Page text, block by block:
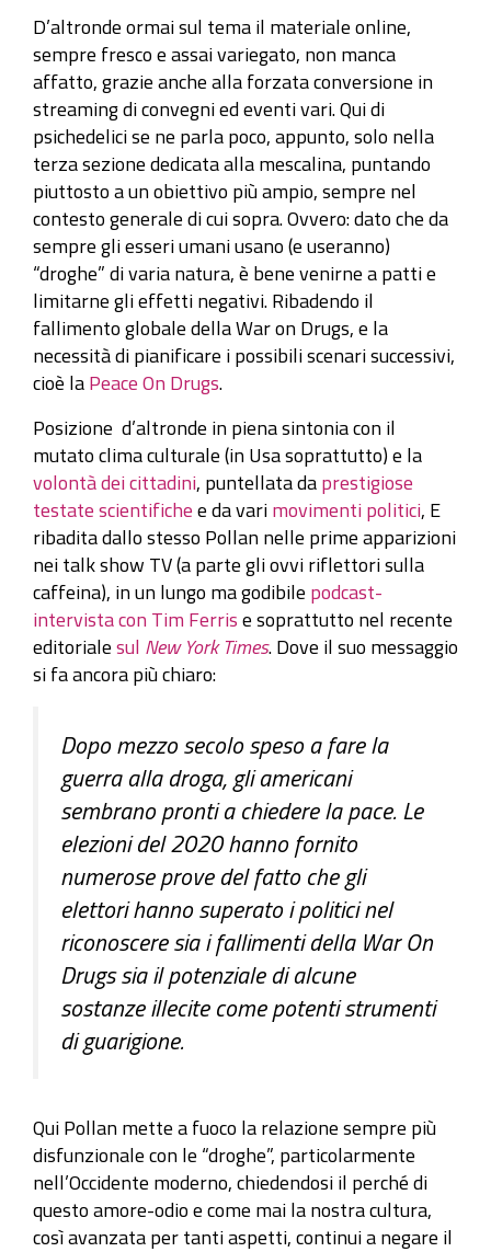
D’altronde ormai sul tema il materiale online,
sempre fresco e assai variegato, non manca
affatto, grazie anche alla forzata conversione in
streaming di convegni ed eventi vari. Qui di
psichedelici se ne parla poco, appunto, solo nella
terza sezione dedicata alla mescalina, puntando
piuttosto a un obiettivo più ampio, sempre nel
contesto generale di cui sopra. Ovvero: dato che da
sempre gli esseri umani usano (e useranno)
“droghe” di varia natura, è bene venirne a patti e
limitarne gli effetti negativi. Ribadendo il
fallimento globale della War on Drugs, e la
necessità di pianificare i possibili scenari successivi,
cioè laPeace On Drugs.
Posizione d’altronde in piena sintonia con il
mutato clima culturale (in Usa soprattutto) e la
volontà dei cittadini, puntellata daprestigiose
testate scientifichee da varimovimenti politici, E
ribadita dallo stesso Pollan nelle prime apparizioni
nei talk show TV (a parte gli ovvi riflettori sulla
caffeina), in un lungo ma godibile podcast-
intervista con Tim Ferrise soprattutto nel recente
editorialesul New York Times. Dove il suo messaggio
si fa ancora più chiaro:
Dopo mezzo secolo speso a fare la
guerra alla droga, gli americani
sembrano pronti a chiedere la pace. Le
elezioni del 2020 hanno fornito
numerose prove del fatto che gli
elettori hanno superato i politici nel
riconoscere sia i fallimenti della War On
Drugs sia il potenziale di alcune
sostanze illecite come potenti strumenti
di guarigione.
Qui Pollan mette a fuoco la relazione sempre più
disfunzionale con le “droghe”, particolarmente
nell’Occidente moderno, chiedendosi il perché di
questo amore-odio e come mai la nostra cultura,
così avanzata per tanti aspetti, continui a negare il